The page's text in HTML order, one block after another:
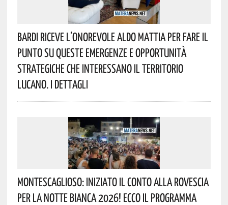
Bardi Riceve L’onorevole Aldo Mattia Per Fare Il
Punto Su Queste Emergenze E Opportunità
Strategiche Che Interessano Il Territorio
Lucano. I Dettagli
Montescaglioso: Iniziato Il Conto Alla Rovescia
Per La Notte Bianca 2026! Ecco Il Programma